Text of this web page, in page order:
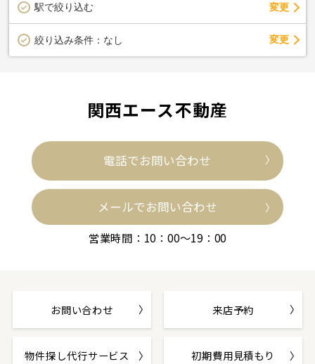
駅で絞り込む 変更
絞り込み条件： なし 変更
関西エース不動産
電話でお問い合わせ
メールでお問い合わせ
営業時間：10：00～19：00
お問い合わせ 来店予約
物件探し代行サービス 初期費用見積もり